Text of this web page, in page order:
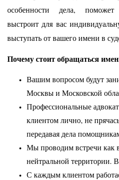
особенности дела, поможет
выстроит для вас
выступать от вашего имени в
Почему стоит обращаться
Вашим вопросом будут
Москвы и Московской
Профессиональные
клиентом лично, не
передавая дела
Мы проводим встречи как
нейтральной территории.
С каждым клиентом